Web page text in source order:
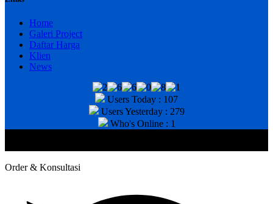
Home
Galeri Project
Daftar Harga
Klien
News
Users Today : 107
Users Yesterday : 279
Who's Online : 1
Order & Konsultasi